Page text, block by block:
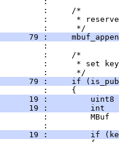
:     /*
:      *
:      */
79 :
:
:     /*
:      * set key
:      */
79 :     if
:     {
19 :         uint8
19 :         int
:         MBuf
:
19 :         if